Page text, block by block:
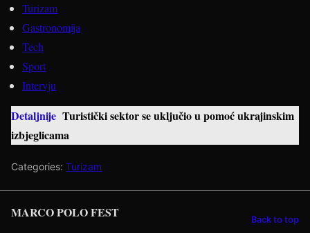
Turizam
Gastronomija
Tech
Sport
Intervju
Detaljnije Turistički sektor se uključio u pomoć ukrajinskim
izbjeglicama
Categories: Turizam
MARCO POLO FEST Back to top